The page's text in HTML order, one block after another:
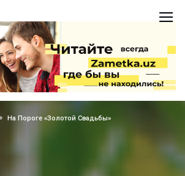
На Пороге «золотой Свадьбы»